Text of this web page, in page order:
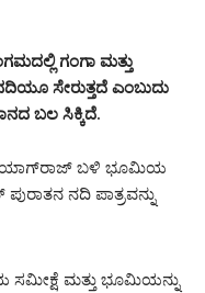
ಗಂಗಾ ಮತ್ತು
ಸೇರುತ್ತದೆ ಎಂಬುದು
ಬಲ ಸಿಕ್ಕಿದೆ.
ಪ್ರಯಾಗ್‌ರಾಜ್ ಬಳಿ ಭೂಮಿಯ
ನದಿ ಪಾತ್ರವನ್ನು
ಸಮೀಕ್ಷೆ ಮತ್ತು ಭೂಮಿಯನ್ನು